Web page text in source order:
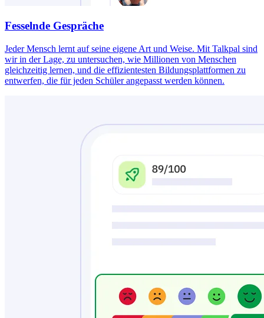
Fesselnde Gespräche
Jeder Mensch lernt auf seine eigene Art und Weise. Mit Talkpal sind
wir in der Lage, zu untersuchen, wie Millionen von Menschen
gleichzeitig lernen, und die effizientesten Bildungsplattformen zu
entwerfen, die für jeden Schüler angepasst werden können.